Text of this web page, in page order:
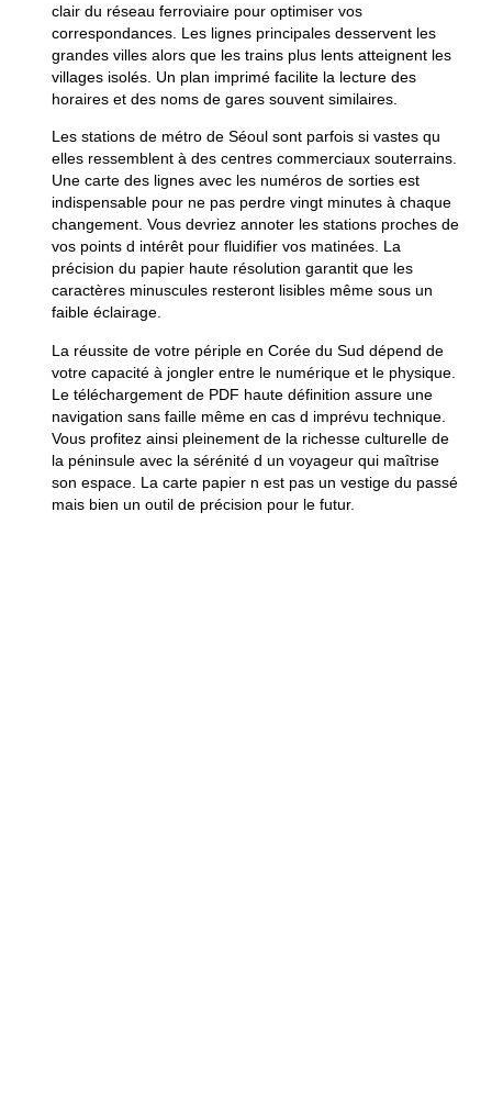
clair du réseau ferroviaire pour optimiser vos
correspondances. Les lignes principales desservent les
grandes villes alors que les trains plus lents atteignent les
villages isolés. Un plan imprimé facilite la lecture des
horaires et des noms de gares souvent similaires.
Les stations de métro de Séoul sont parfois si vastes qu
elles ressemblent à des centres commerciaux souterrains.
Une carte des lignes avec les numéros de sorties est
indispensable pour ne pas perdre vingt minutes à chaque
changement. Vous devriez annoter les stations proches de
vos points d intérêt pour fluidifier vos matinées. La
précision du papier haute résolution garantit que les
caractères minuscules resteront lisibles même sous un
faible éclairage.
La réussite de votre périple en Corée du Sud dépend de
votre capacité à jongler entre le numérique et le physique.
Le téléchargement de PDF haute définition assure une
navigation sans faille même en cas d imprévu technique.
Vous profitez ainsi pleinement de la richesse culturelle de
la péninsule avec la sérénité d un voyageur qui maîtrise
son espace. La carte papier n est pas un vestige du passé
mais bien un outil de précision pour le futur.